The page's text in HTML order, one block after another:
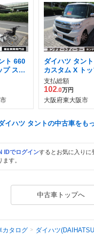
ト 660
プ スロ
ダイハツ タン
カスタム X ト
ディション SAII
支払総額
102.0万円
大阪府東大阪市
イハツ タントの中古車をも
IDでログインするとお気に入りに
す。
中古車トップへ
カタログ ダイハツ